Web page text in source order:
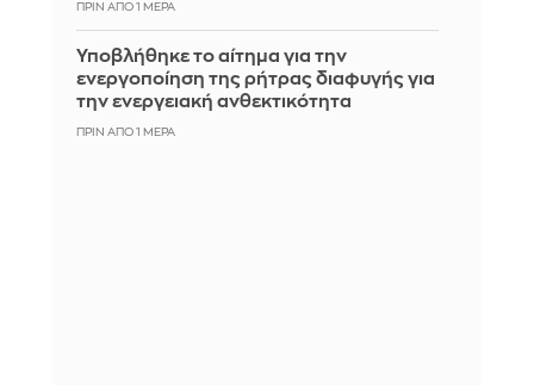
ΠΡΙΝ ΑΠΌ 1 ΜΈΡΑ
Υποβλήθηκε το αίτημα για την
ενεργοποίηση της ρήτρας διαφυγής για
την ενεργειακή ανθεκτικότητα
ΠΡΙΝ ΑΠΌ 1 ΜΈΡΑ